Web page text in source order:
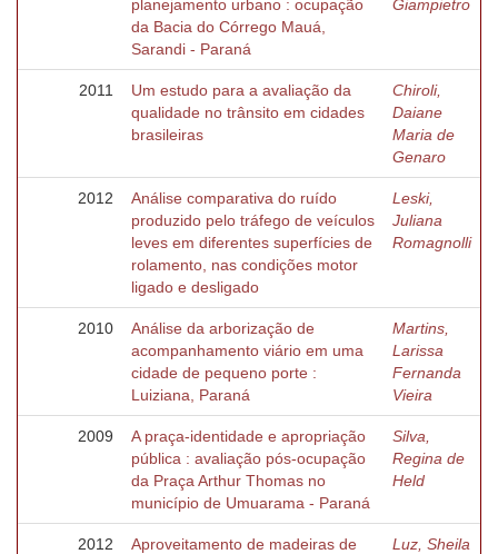
planejamento urbano : ocupação
da Bacia do Córrego Mauá,
Sarandi - Paraná
Giampietro
2011
Um estudo para a avaliação da
qualidade no trânsito em cidades
brasileiras
Chiroli,
Daiane
Maria de
Genaro
2012
Análise comparativa do ruído
produzido pelo tráfego de veículos
leves em diferentes superfícies de
rolamento, nas condições motor
ligado e desligado
Leski,
Juliana
Romagnolli
2010
Análise da arborização de
acompanhamento viário em uma
cidade de pequeno porte :
Luiziana, Paraná
Martins,
Larissa
Fernanda
Vieira
2009
A praça-identidade e apropriação
pública : avaliação pós-ocupação
da Praça Arthur Thomas no
município de Umuarama - Paraná
Silva,
Regina de
Held
2012
Aproveitamento de madeiras de
Luz, Sheila